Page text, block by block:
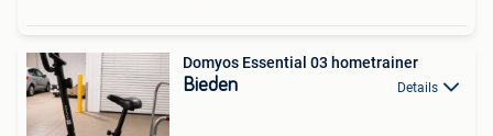
Domyos Essential 03 hometrainer
Bieden Details